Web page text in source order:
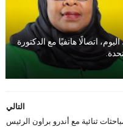
اتصالًا هاتفيًا مع الدكتورة
التالي
ثنائية مع أندرو براون الرئيس